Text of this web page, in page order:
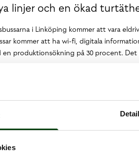
linjer och en ökad
i Linköping kommer att vara
kommer att ha wi-fi, digitala
produktionsökning på 30 procent.
förtroende att utveckla och driva
kontraktet kan vi på Nobina också dela
Henrik Dagnäs, vd på Nobina Sverige.
2019.
att offentliggöra enligt EU:s
för offentliggörande den 31 januari